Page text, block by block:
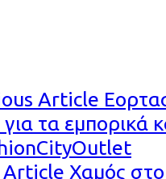
Article
τα εμπορικά
Article Χαμός